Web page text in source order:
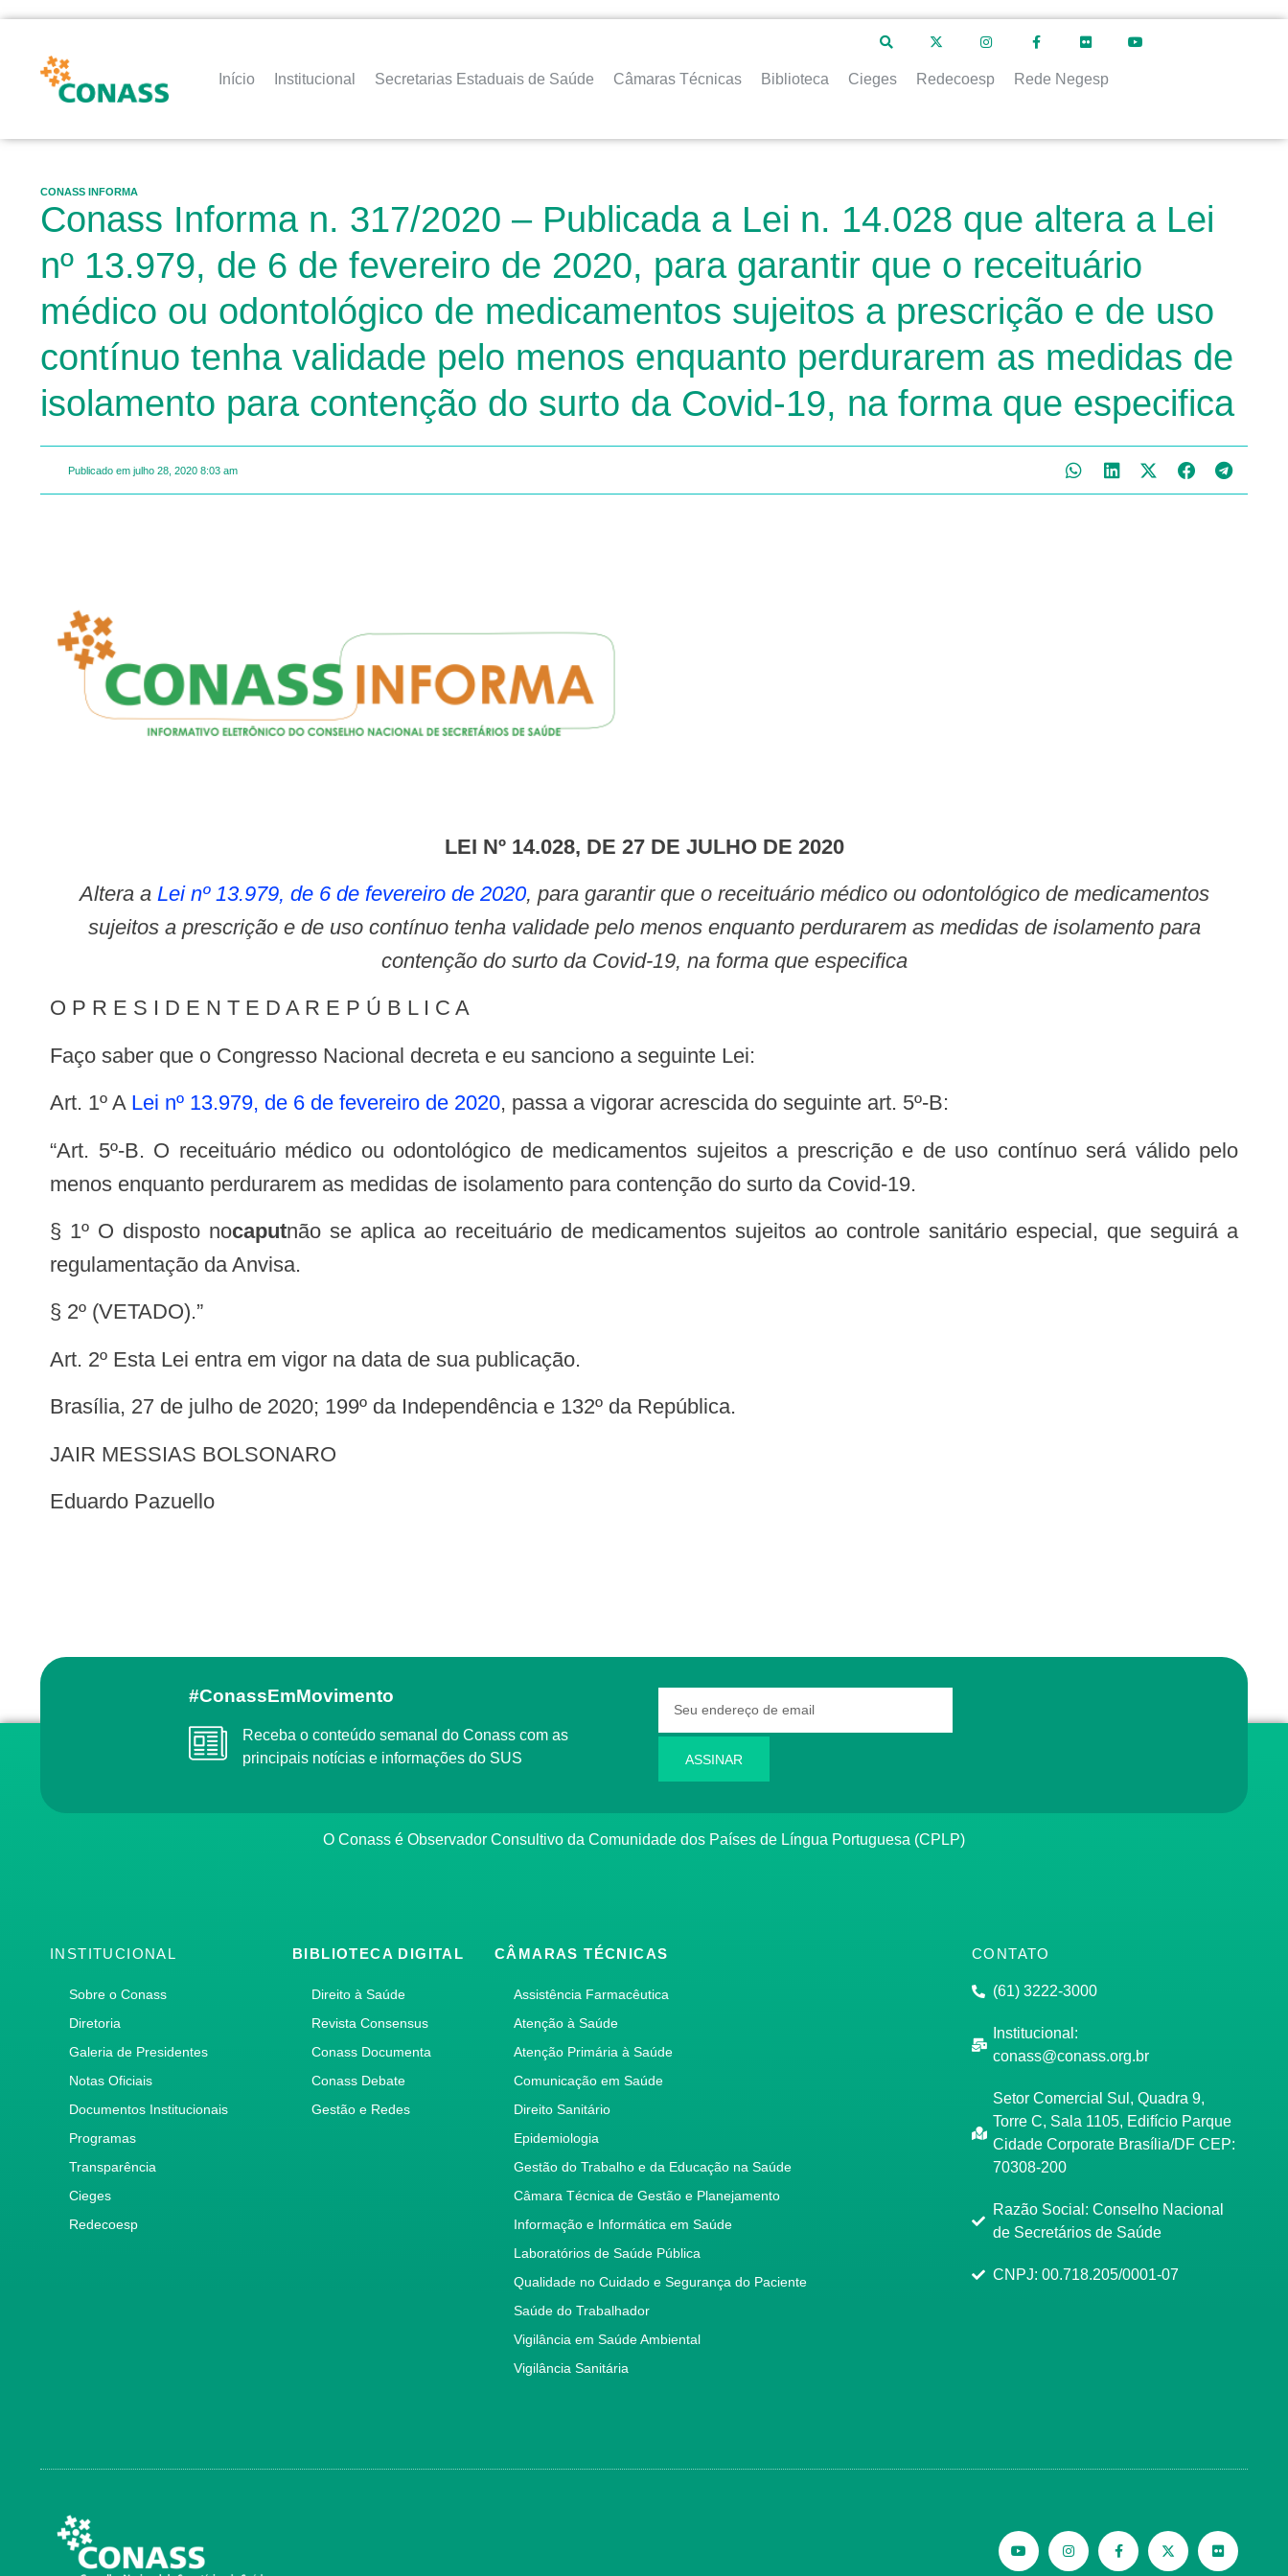
Início Institucional Secretarias Estaduais de Saúde Câmaras Técnicas Biblioteca Cieges Redecoesp Rede Negesp
CONASS INFORMA
Conass Informa n. 317/2020 – Publicada a Lei n. 14.028 que altera a Lei
nº 13.979, de 6 de fevereiro de 2020, para garantir que o receituário
médico ou odontológico de medicamentos sujeitos a prescrição e de uso
contínuo tenha validade pelo menos enquanto perdurarem as medidas de
isolamento para contenção do surto da Covid-19, na forma que especifica
Publicado em julho 28, 2020 8:03 am
LEI Nº 14.028, DE 27 DE JULHO DE 2020
Altera aLei nº 13.979, de 6 de fevereiro de 2020, para garantir que o receituário médico ou odontológico de medicamentos
sujeitos a prescrição e de uso contínuo tenha validade pelo menos enquanto perdurarem as medidas de isolamento para
contenção do surto da Covid-19, na forma que especifica
O P R E S I D E N T E D A R E P Ú B L I C A
Faço saber que o Congresso Nacional decreta e eu sanciono a seguinte Lei:
Art. 1º A Lei nº 13.979, de 6 de fevereiro de 2020, passa a vigorar acrescida do seguinte art. 5º-B:
“Art. 5º-B. O receituário médico ou odontológico de medicamentos sujeitos a prescrição e de uso contínuo será válido pelo
menos enquanto perdurarem as medidas de isolamento para contenção do surto da Covid-19.
§ 1º O disposto no caputnão se aplica ao receituário de medicamentos sujeitos ao controle sanitário especial, que seguirá a
regulamentação da Anvisa.
§ 2º (VETADO).”
Art. 2º Esta Lei entra em vigor na data de sua publicação.
Brasília, 27 de julho de 2020; 199º da Independência e 132º da República.
JAIR MESSIAS BOLSONARO
Eduardo Pazuello
#ConassEmMovimento
Receba o conteúdo semanal do Conass com as
principais notícias e informações do SUS
ASSINAR
O Conass é Observador Consultivo da Comunidade dos Países de Língua Portuguesa (CPLP)
INSTITUCIONAL
Sobre o Conass
Diretoria
Galeria de Presidentes
Notas Oficiais
Documentos Institucionais
Programas
Transparência
Cieges
Redecoesp
BIBLIOTECA DIGITAL
Direito à Saúde
Revista Consensus
Conass Documenta
Conass Debate
Gestão e Redes
CÂMARAS TÉCNICAS
Assistência Farmacêutica
Atenção à Saúde
Atenção Primária à Saúde
Comunicação em Saúde
Direito Sanitário
Epidemiologia
Gestão do Trabalho e da Educação na Saúde
Câmara Técnica de Gestão e Planejamento
Informação e Informática em Saúde
Laboratórios de Saúde Pública
Qualidade no Cuidado e Segurança do Paciente
Saúde do Trabalhador
Vigilância em Saúde Ambiental
Vigilância Sanitária
CONTATO
(61) 3222-3000
Institucional:
conass@conass.org.br
Setor Comercial Sul, Quadra 9,
Torre C, Sala 1105, Edifício Parque
Cidade Corporate Brasília/DF CEP:
70308-200
Razão Social: Conselho Nacional
de Secretários de Saúde
CNPJ: 00.718.205/0001-07